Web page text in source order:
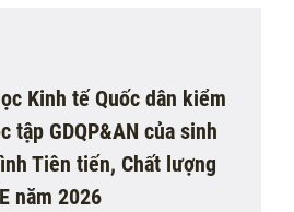
Kinh tế Quốc dân kiểm
tập GDQP&AN của sinh
Tiên tiến, Chất lượng
năm 2026